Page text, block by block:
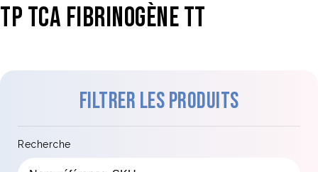
TP TCA FIBRINOGÈNE TT
Filtrer les produits
Recherche